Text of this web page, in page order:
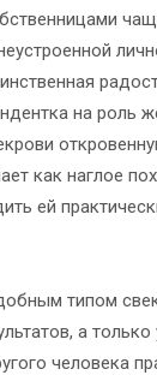
на роль
как наглое
ей
типом
а
человека